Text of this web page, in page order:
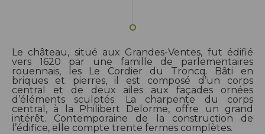
Le château, situé aux Grandes-Ventes, fut édifié
vers 1620 par une famille de parlementaires
rouennais, les Le Cordier du Troncq. Bâti en
briques et pierres, il est composé d’un corps
central et de deux ailes aux façades ornées
d’éléments sculptés. La charpente du corps
central, à la Philibert Delorme, offre un grand
intérêt. Contemporaine de la construction de
l’édifice, elle compte trente fermes complètes.